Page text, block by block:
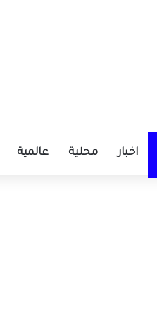
اخبار محلية عالمية